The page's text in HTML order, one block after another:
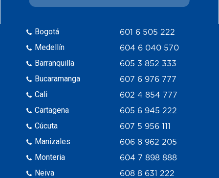
Bogotá
Medellín
Barranquilla
Bucaramanga
Cali
Cartagena
Cúcuta
Manizales
Monteria
Neiva
601 6 505 222
604 6 040 570
605 3 852 333
607 6 976 777
602 4 854 777
605 6 945 222
607 5 956 111
606 8 962 205
604 7 898 888
608 8 631 222